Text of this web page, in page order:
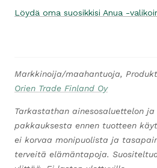
Löydä oma suosikkisi Anua -
Markkinoija/maahantuoja,
Orien Trade Finland Oy
Tarkastathan ainesosaluettelon
pakkauksesta ennen tuotteen
ei korvaa monipuolista ja
terveitä elämäntapoja.